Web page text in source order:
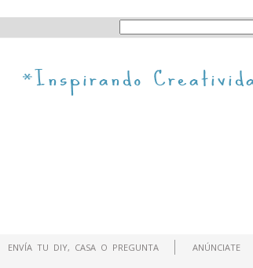
ENVÍA TU DIY, CASA O PREGUNTA ANÚNCIATE